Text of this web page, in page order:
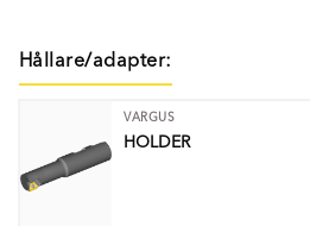
Hållare/adapter:
VARGUS
HOLDER